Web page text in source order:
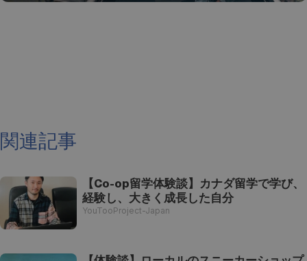
関連記事
【Co-op留学体験談】カナダ留学で学び、
経験し、大きく成長した自分
YouTooProject-Japan